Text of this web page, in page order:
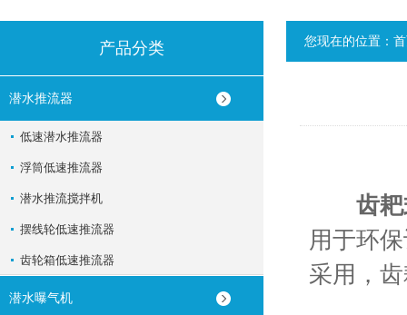
产品分类
潜水推流器
低速潜水推流器
浮筒低速推流器
潜水推流搅拌机
摆线轮低速推流器
齿轮箱低速推流器
潜水曝气机
您现在的位置：
齿
用于环
采用，